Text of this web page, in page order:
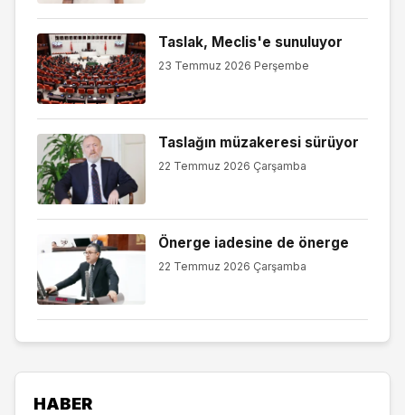
Taslak, Meclis'e sunuluyor
23 Temmuz 2026 Perşembe
Taslağın müzakeresi sürüyor
22 Temmuz 2026 Çarşamba
Önerge iadesine de önerge
22 Temmuz 2026 Çarşamba
HABER